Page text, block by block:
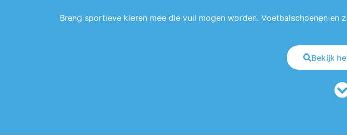
Breng sportieve kleren mee die vuil mogen worden. Voetbalschoenen en
Bekijk